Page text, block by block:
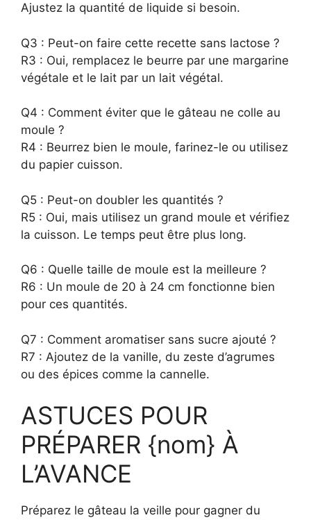
Ajustez la quantité de liquide si besoin.
Q3 : Peut-on faire cette recette sans lactose ?
R3 : Oui, remplacez le beurre par une margarine
végétale et le lait par un lait végétal.
Q4 : Comment éviter que le gâteau ne colle au
moule ?
R4 : Beurrez bien le moule, farinez-le ou utilisez
du papier cuisson.
Q5 : Peut-on doubler les quantités ?
R5 : Oui, mais utilisez un grand moule et vérifiez
la cuisson. Le temps peut être plus long.
Q6 : Quelle taille de moule est la meilleure ?
R6 : Un moule de 20 à 24 cm fonctionne bien
pour ces quantités.
Q7 : Comment aromatiser sans sucre ajouté ?
R7 : Ajoutez de la vanille, du zeste d’agrumes
ou des épices comme la cannelle.
ASTUCES POUR
PRÉPARER {nom} À
L’AVANCE
Préparez le gâteau la veille pour gagner du